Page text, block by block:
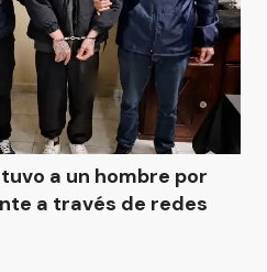
a un hombre por
a través de redes